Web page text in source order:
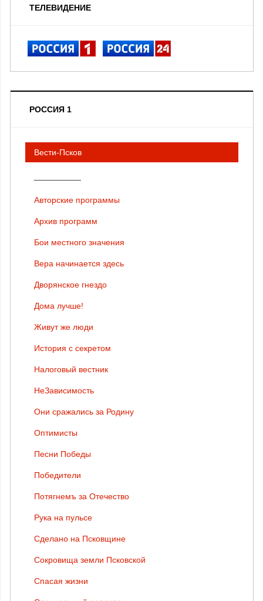
ТЕЛЕВИДЕНИЕ
РОССИЯ 1
Вести-Псков
Авторские программы
Архив программ
Бои местного значения
Вера начинается здесь
Дворянское гнездо
Дома лучше!
Живут же люди
История с секретом
Налоговый вестник
НеЗависимость
Они сражались за Родину
Оптимисты
Песни Победы
Победители
Потягнемъ за Отечество
Рука на пульсе
Сделано на Псковщине
Сокровища земли Псковской
Спасая жизни